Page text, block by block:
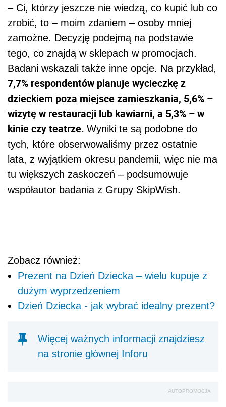
– Ci, którzy jeszcze nie wiedzą, co kupić lub co
zrobić, to – moim zdaniem – osoby mniej
zamożne. Decyzję podejmą na podstawie
tego, co znajdą w sklepach w promocjach.
Badani wskazali także inne opcje. Na przykład,
7,7% respondentów planuje wycieczkę z
dzieckiem poza miejsce zamieszkania, 5,6% –
wizytę w restauracji lub kawiarni, a 5,3% – w
kinie czy teatrze. Wyniki te są podobne do
tych, które obserwowaliśmy przez ostatnie
lata, z wyjątkiem okresu pandemii, więc nie ma
tu większych zaskoczeń – podsumowuje
współautor badania z Grupy SkipWish.
Zobacz również:
Prezent na Dzień Dziecka – wielu kupuje z
dużym wyprzedzeniem
Dzień Dziecka - jak wybrać idealny prezent?
Więcej ważnych informacji znajdziesz
na stronie głównej Inforu
AUTOPROMOCJA